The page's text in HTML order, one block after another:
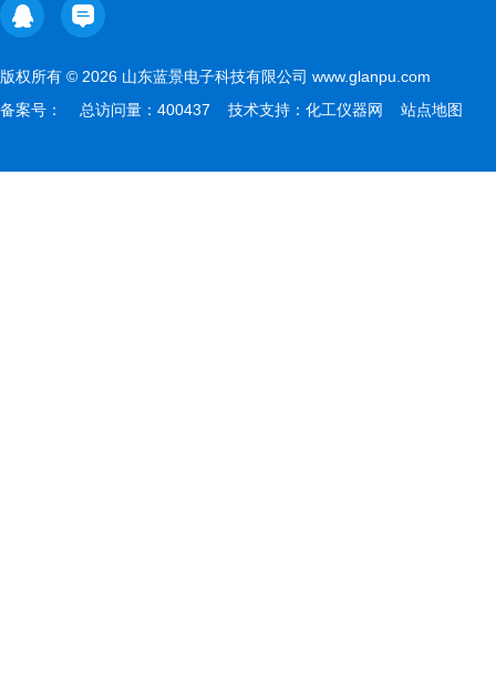
版权所有 © 2026 山东蓝景电子科技有限公司 www.glanpu.com
备案号：
总访问量：400437 技术支持： 化工仪器网 站点地图